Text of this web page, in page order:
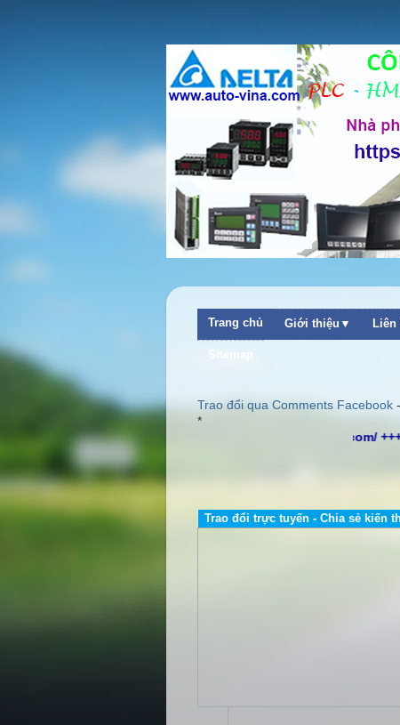
Trang chủ Giới thiệu▼
Sitemap
Trao đổi qua Comments Facebook
*
http://www.dailybientandelta.com/
Trao đổi trực tuyến - Chia sẻ kiến